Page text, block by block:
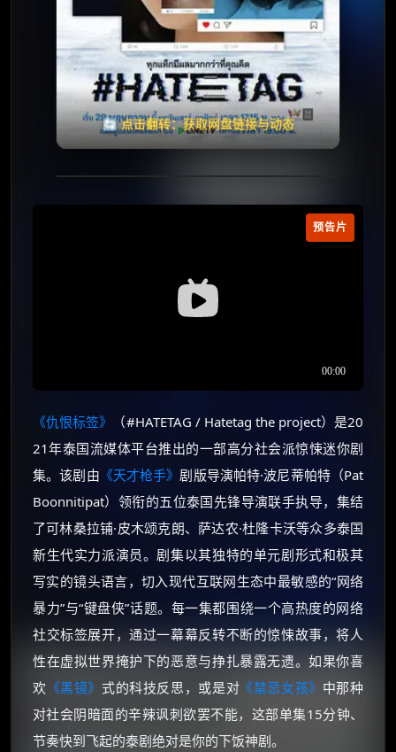
🔄 点击翻转：获取网盘链接与动态
失效请反馈
🧧️
天天领红包
预告片
《仇恨标签》
（#HATETAG / Hatetag the project）是20
21年泰国流媒体平台推出的一部高分社会派惊悚迷你剧
集。该剧由 《天才枪手》剧版导演帕特·波尼蒂帕特（Pat
Boonnitipat）领衔的五位泰国先锋导演联手执导，集结
了可林桑拉铺·皮木颂克朗、萨达农·杜隆卡沃等众多泰国
新生代实力派演员。剧集以其独特的单元剧形式和极其
写实的镜头语言，切入现代互联网生态中最敏感的“网络
暴力”与“键盘侠”话题。每一集都围绕一个高热度的网络
社交标签展开，通过一幕幕反转不断的惊悚故事，将人
性在虚拟世界掩护下的恶意与挣扎暴露无遗。如果你喜
欢 《黑镜》式的科技反思，或是对 《禁忌女孩》 中那种
对社会阴暗面的辛辣讽刺欲罢不能，这部单集15分钟、
节奏快到飞起的泰剧绝对是你的下饭神剧。